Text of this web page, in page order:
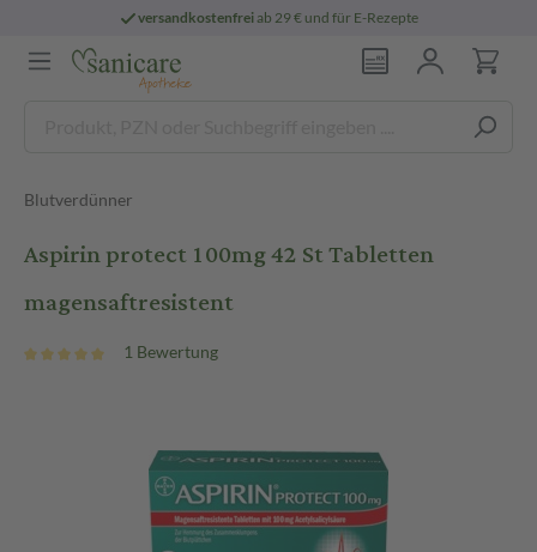
versandkostenfreiab 29 € und für E-Rezepte
Blutverdünner
Aspirin protect 100mg 42 St Tabletten
magensaftresistent
1 Bewertung